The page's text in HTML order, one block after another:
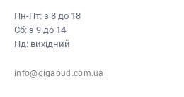
Пн-Пт: з 8 до 18
Сб: з 9 до 14
Нд: вихідний
info@gigabud.com.ua